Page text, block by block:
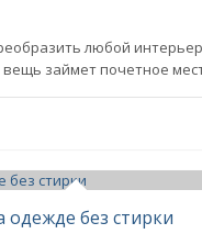
любой
займет почетное
одежде без стирки